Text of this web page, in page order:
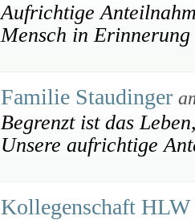
Aufrichtige
Mensch in
Familie Staudinger
Begrenzt ist das
Unsere aufrichtige
Kollegenschaft HLW